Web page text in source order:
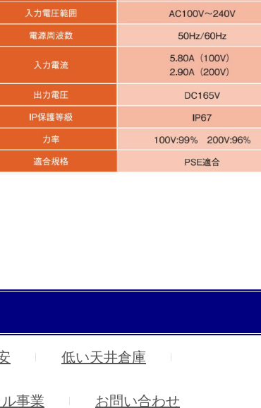
低い天井倉庫
事業 お問い合わせ